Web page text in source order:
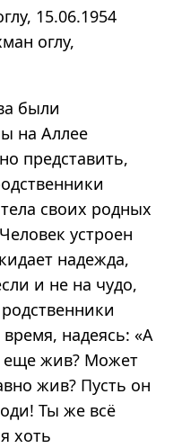
15.06.1954
оглу,
были
на Аллее
представить,
своих родных
устроен
надежда,
и не на чудо,
надеясь: «А
еще жив? Может
жив? Пусть он
Ты же всё
хоть